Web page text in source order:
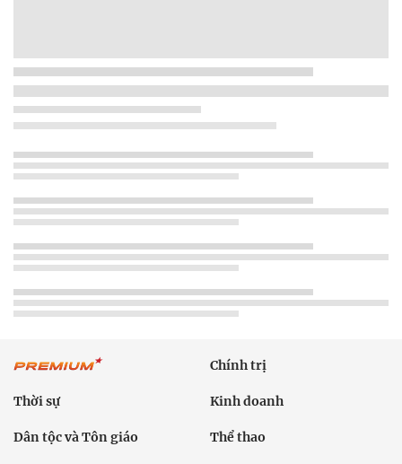
Chính trị
Thời sự Kinh doanh
Dân tộc và Tôn giáo Thể thao